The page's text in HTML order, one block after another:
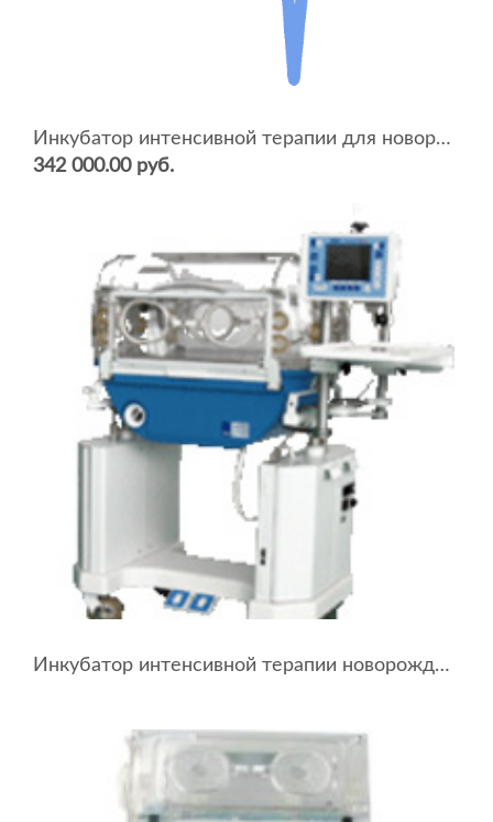
Инкубатор интенсивной терапии для новорожденных ИДН-02 сб.0-04 (с весами и сервоувлажнителем)
342 000.00 руб.
Инкубатор интенсивной терапии новорожденных ИДН-03-«УОМЗ» с весами